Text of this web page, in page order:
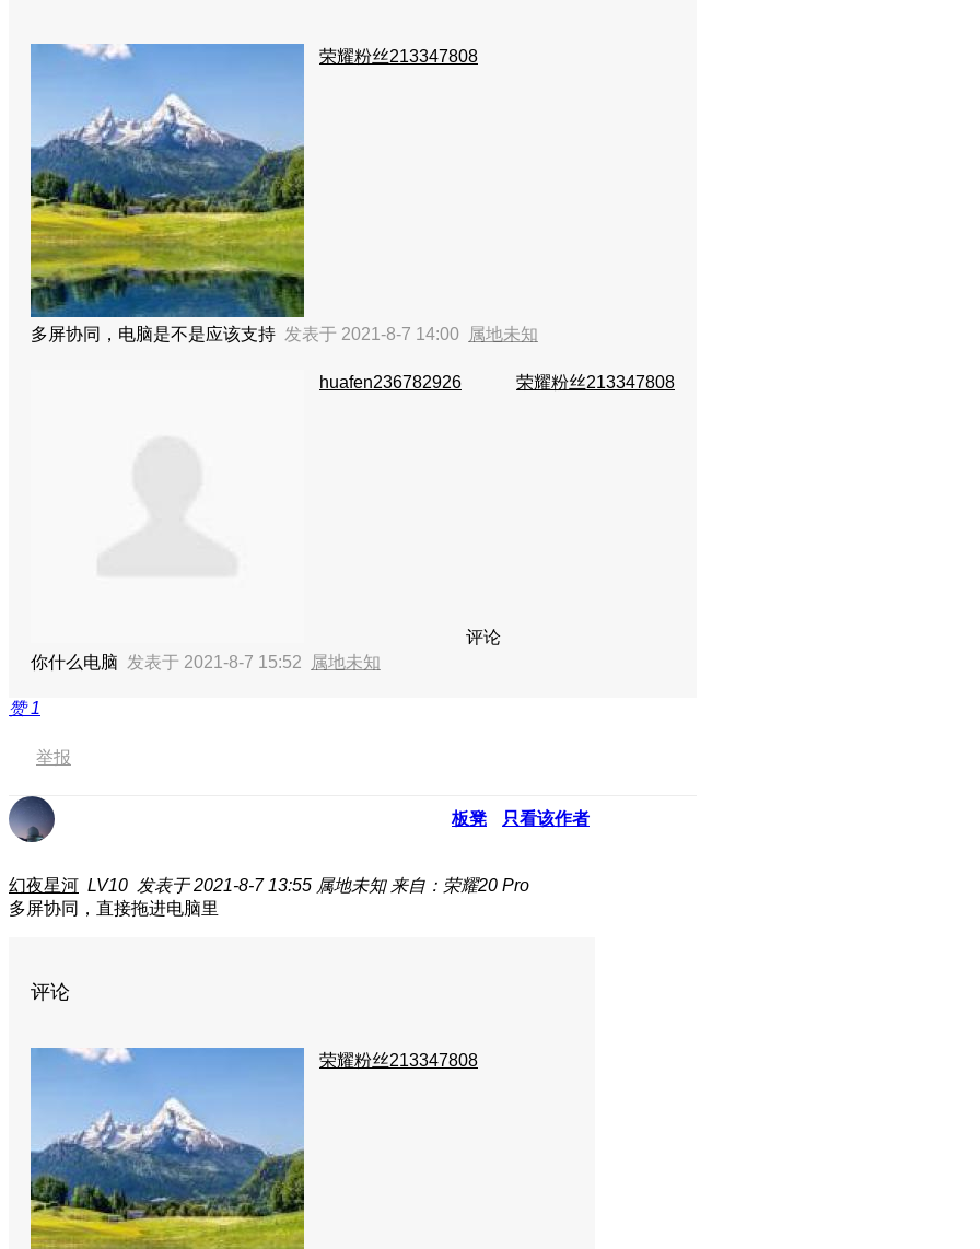
荣耀粉丝213347808
多屏协同，电脑是不是应该支持 发表于 2021-8-7 14:00 属地未知
huafen236782926
评论
荣耀粉丝213347808
你什么电脑 发表于 2021-8-7 15:52 属地未知
赞1
举报
板凳 只看该作者
幻夜星河 LV10 发表于 2021-8-7 13:55 属地未知 来自：荣耀20 Pro
多屏协同，直接拖进电脑里
评论
荣耀粉丝213347808